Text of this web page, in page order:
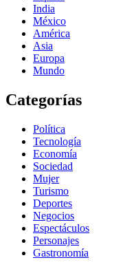
India
México
América
Asia
Europa
Mundo
Categorías
Política
Tecnología
Economía
Sociedad
Mujer
Turismo
Deportes
Negocios
Espectáculos
Personajes
Gastronomía